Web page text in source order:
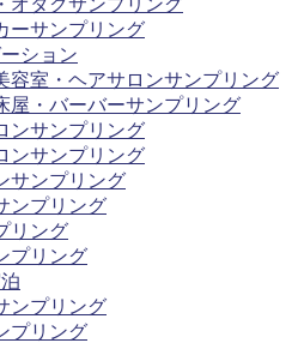
オタクサンプリング
ーサンプリング
ション
容室・ヘアサロンサンプリング
屋・バーバーサンプリング
ンサンプリング
ンサンプリング
サンプリング
ンプリング
リング
プリング
ンプリング
プリング